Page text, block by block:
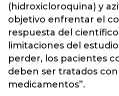
(hidroxicloroquina) y
objetivo enfrentar el
respuesta del
limitaciones del
perder, los pacientes
deben ser tratados
medicamentos”.